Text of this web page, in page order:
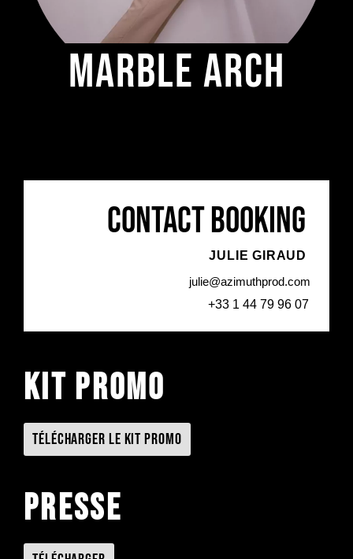
Marble Arch
Contact booking
JULIE GIRAUD
julie@azimuthprod.com
+33 1 44 79 96 07
Kit promo
Télécharger le kit promo
Presse